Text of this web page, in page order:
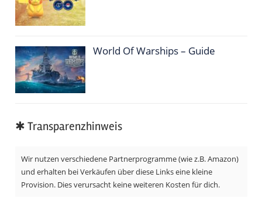
World Of Warships – Guide
✱ Transparenzhinweis
Wir nutzen verschiedene Partnerprogramme (wie z.B. Amazon)
und erhalten bei Verkäufen über diese Links eine kleine
Provision. Dies verursacht keine weiteren Kosten für dich.